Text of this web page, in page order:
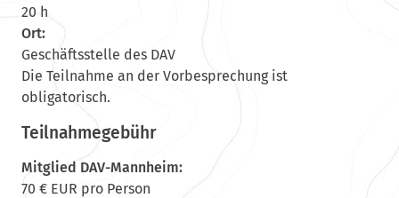
20 h
Ort:
Geschäftsstelle des DAV
Die Teilnahme an der Vorbesprechung ist
obligatorisch.
Teilnahmegebühr
Mitglied DAV-Mannheim:
70 € EUR pro Person